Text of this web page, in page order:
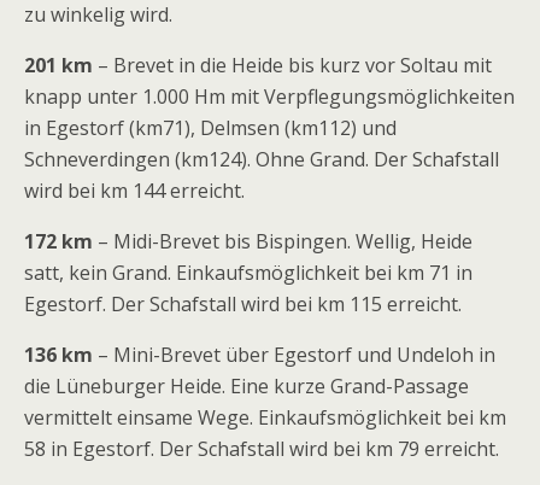
zu winkelig wird.
201 km – Brevet in die Heide bis kurz vor Soltau mit
knapp unter 1.000 Hm mit Verpflegungsmöglichkeiten
in Egestorf (km71), Delmsen (km112) und
Schneverdingen (km124). Ohne Grand. Der Schafstall
wird bei km 144 erreicht.
172 km – Midi-Brevet bis Bispingen. Wellig, Heide
satt, kein Grand. Einkaufsmöglichkeit bei km 71 in
Egestorf. Der Schafstall wird bei km 115 erreicht.
136 km – Mini-Brevet über Egestorf und Undeloh in
die Lüneburger Heide. Eine kurze Grand-Passage
vermittelt einsame Wege. Einkaufsmöglichkeit bei km
58 in Egestorf. Der Schafstall wird bei km 79 erreicht.